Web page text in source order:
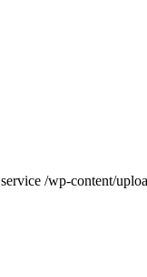
service /wp-content/